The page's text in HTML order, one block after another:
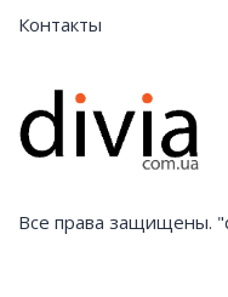
Все права защищены.
Контакты